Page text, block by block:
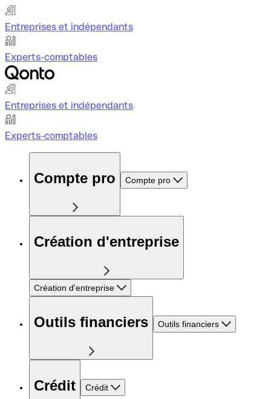
Entreprises et indépendants
Experts-comptables
Entreprises et indépendants
Experts-comptables
Compte pro Compte pro
Création d'entreprise
Création d'entreprise
Outils financiers Outils financiers
Crédit Crédit